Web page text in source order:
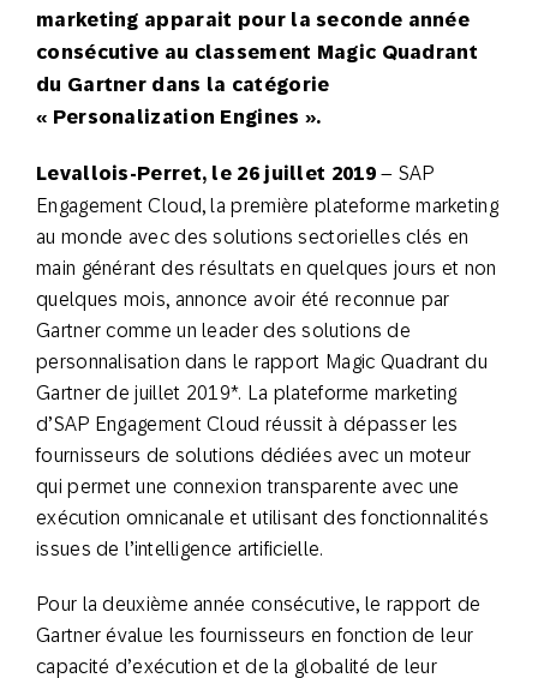
marketing apparait pour la seconde année
consécutive au classement Magic Quadrant
du Gartner dans la catégorie
« Personalization Engines ».
Levallois-Perret, le 26 juillet 2019– SAP
Engagement Cloud, la première plateforme marketing
au monde avec des solutions sectorielles clés en
main générant des résultats en quelques jours et non
quelques mois, annonce avoir été reconnue par
Gartner comme un leader des solutions de
personnalisation dans le rapport Magic Quadrant du
Gartner de juillet 2019*. La plateforme marketing
d’SAP Engagement Cloud réussit à dépasser les
fournisseurs de solutions dédiées avec un moteur
qui permet une connexion transparente avec une
exécution omnicanale et utilisant des fonctionnalités
issues de l’intelligence artificielle.
Pour la deuxième année consécutive, le rapport de
Gartner évalue les fournisseurs en fonction de leur
capacité d’exécution et de la globalité de leur